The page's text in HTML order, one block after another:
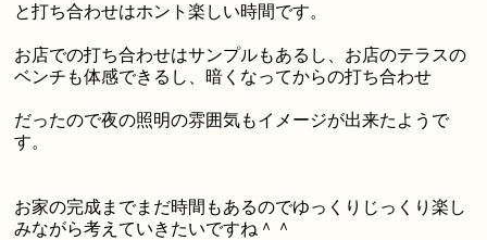
と打ち合わせはホント楽しい時間です。
お店での打ち合わせはサンプルもあるし、お店のテラスの
ベンチも体感できるし、暗くなってからの打ち合わせ
だったので夜の照明の雰囲気もイメージが出来たようで
す。
お家の完成までまだ時間もあるのでゆっくりじっくり楽し
みながら考えていきたいですね＾＾